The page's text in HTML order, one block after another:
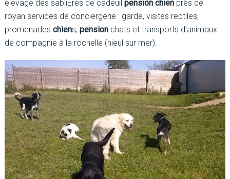
elevage des sabliÈres de cadeuil pension chienprès de
royan.services de conciergerie : garde, visites reptiles,
promenades chiens, pensionchats et transports d’animaux
de compagnie à la rochelle (nieul sur mer).